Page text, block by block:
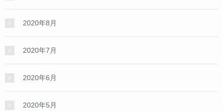
2020年8月
2020年7月
2020年6月
2020年5月